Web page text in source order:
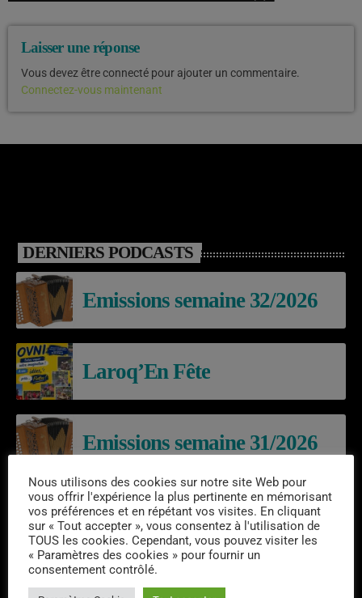
Laisser une réponse
Vous devez être connecté pour ajouter un commentaire.
Connectez-vous maintenant
DERNIERS PODCASTS
Emissions semaine 32/2026
Laroq’En Fête
Emissions semaine 31/2026
EVÈNEMENTS À VENIR
BALADE THEATRALES
EN GABARE – ARGENTAT
Nous utilisons des cookies sur notre site Web pour
vous offrir l'expérience la plus pertinente en mémorisant
vos préférences et en répétant vos visites. En cliquant
sur « Tout accepter », vous consentez à l'utilisation de
TOUS les cookies. Cependant, vous pouvez visiter les
« Paramètres des cookies » pour fournir un
consentement contrôlé.